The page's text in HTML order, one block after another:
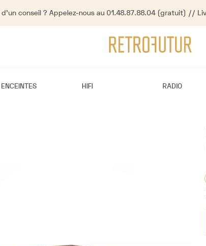
d'un conseil ? Appelez-nous au 01.48.87.88.04 (gratuit) //
ENCEINTES HIFI RADIO